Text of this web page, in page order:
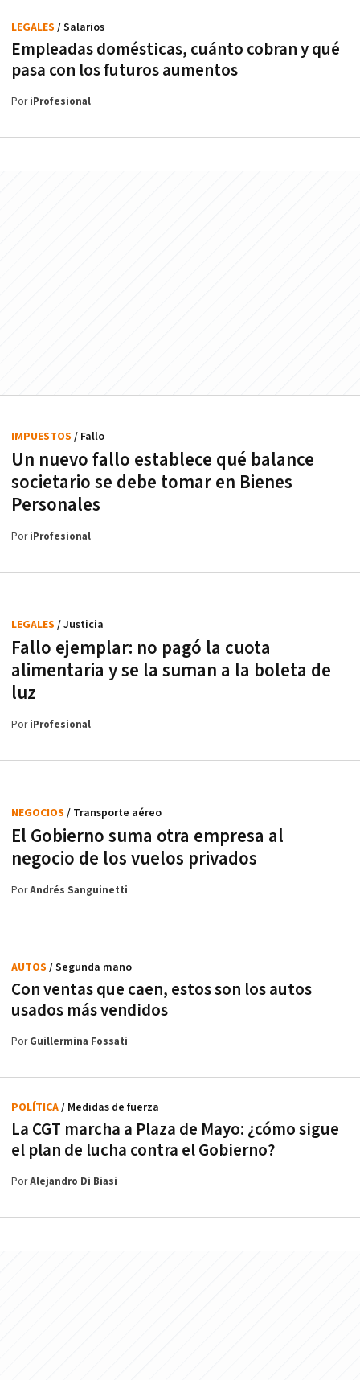
Empleadas domésticas, cuánto cobran y qué
pasa con los futuros aumentos
LEGALES / Salarios
PoriProfesional
Un nuevo fallo establece qué balance
societario se debe tomar en Bienes
Personales
IMPUESTOS / Fallo
PoriProfesional
Fallo ejemplar: no pagó la cuota
alimentaria y se la suman a la boleta de
luz
LEGALES / Justicia
PoriProfesional
El Gobierno suma otra empresa al
negocio de los vuelos privados
NEGOCIOS / Transporte aéreo
PorAndrés Sanguinetti
Con ventas que caen, estos son los autos
usados más vendidos
AUTOS / Segunda mano
PorGuillermina Fossati
La CGT marcha a Plaza de Mayo: ¿cómo sigue
el plan de lucha contra el Gobierno?
POLÍTICA/ Medidas de fuerza
PorAlejandro Di Biasi